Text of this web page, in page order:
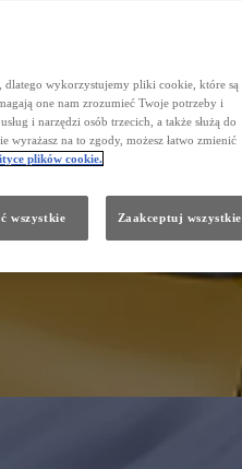
dlatego wykorzystujemy pliki cookie, które są
one nam zrozumieć Twoje potrzeby i
i narzędzi osób trzecich, a także służą do
na to zgody, możesz łatwo zmienić
plików cookie.
wszystkie Zaakceptuj wszystkie